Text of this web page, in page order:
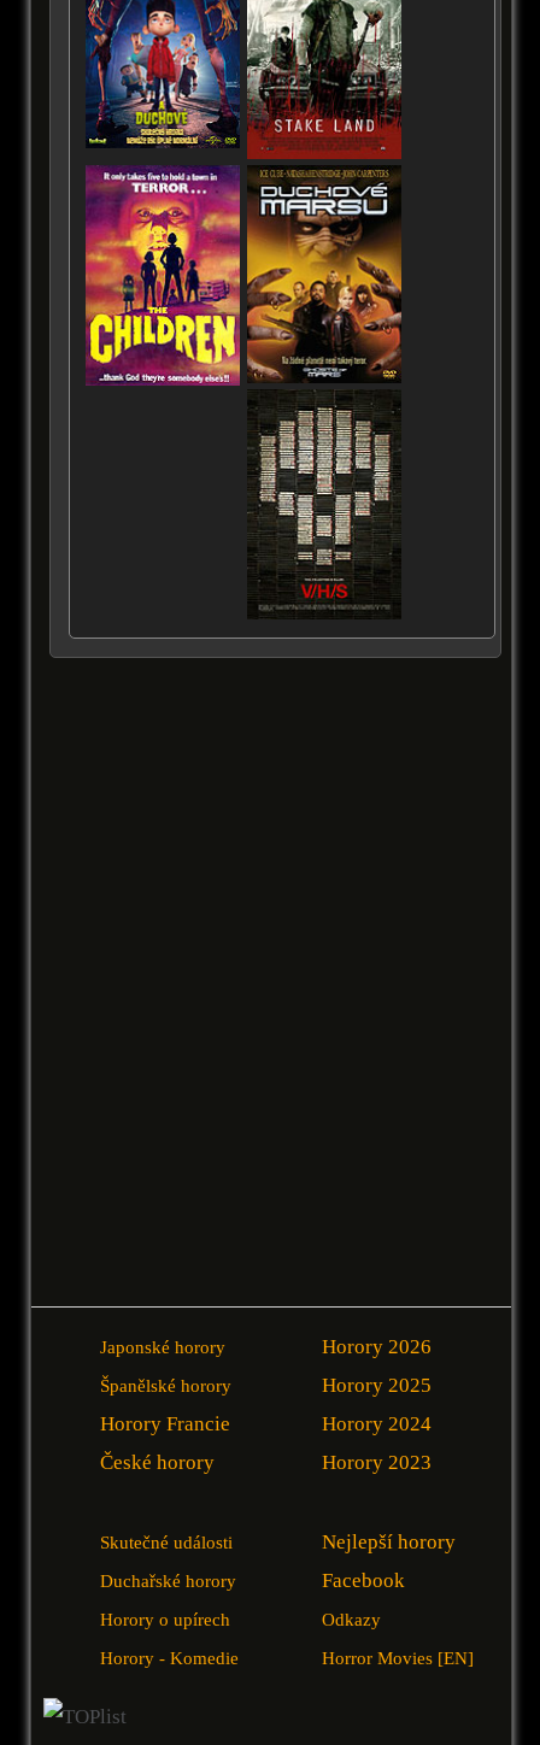
Japonské horory
Španělské horory
Horory Francie
České horory
Horory 2026
Horory 2025
Horory 2024
Horory 2023
Skutečné události
Duchařské horory
Horory o upírech
Horory - Komedie
Nejlepší horory
Facebook
Odkazy
Horror Movies [EN]